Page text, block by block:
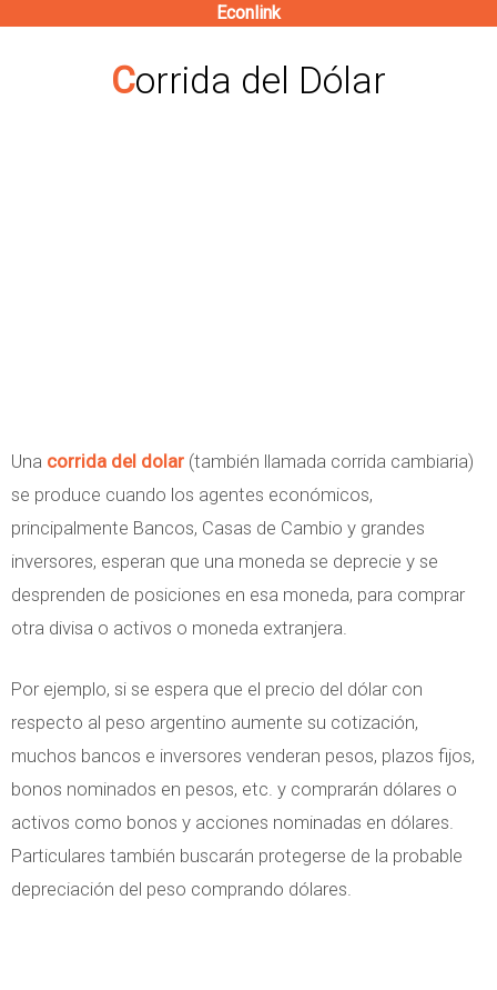
contenido
Econlink
Corrida del Dólar
Una corrida del dolar (también llamada corrida cambiaria)
se produce cuando los agentes económicos,
principalmente Bancos, Casas de Cambio y grandes
inversores, esperan que una moneda se deprecie y se
desprenden de posiciones en esa moneda, para comprar
otra divisa o activos o moneda extranjera.
Por ejemplo, si se espera que el precio del dólar con
respecto al peso argentino aumente su cotización,
muchos bancos e inversores venderan pesos, plazos fijos,
bonos nominados en pesos, etc. y comprarán dólares o
activos como bonos y acciones nominadas en dólares.
Particulares también buscarán protegerse de la probable
depreciación del peso comprando dólares.